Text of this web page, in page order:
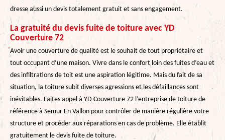
dresse aussi un devis totalement gratuit et sans engagement.
La gratuité du devis fuite de toiture avec YD
Couverture 72
Avoir une couverture de qualité est le souhait de tout propriétaire et
tout occupant d’une maison. Vivre dans le confort loin des fuites d’eau et
des infiltrations de toit est une aspiration légitime. Mais du fait de sa
situation, la toiture subit diverses agressions et les défaillances sont
inévitables. Faites appel à YD Couverture 72 l’entreprise de toiture de
référence à Semur En Vallon pour contrôler de manière régulière votre
structure et procéder aux réparations en cas de problème. Elle établit
gratuitement le devis fuite de toiture.